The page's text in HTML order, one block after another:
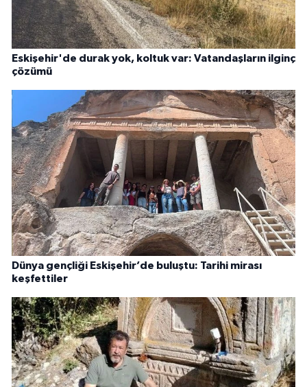
Eskişehir'de durak yok, koltuk var: Vatandaşların ilginç
çözümü
Dünya gençliği Eskişehir’de buluştu: Tarihi mirası
keşfettiler